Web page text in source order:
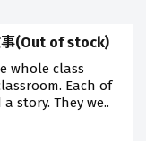
(Out of stock)
whole class
Each of
story. They we..